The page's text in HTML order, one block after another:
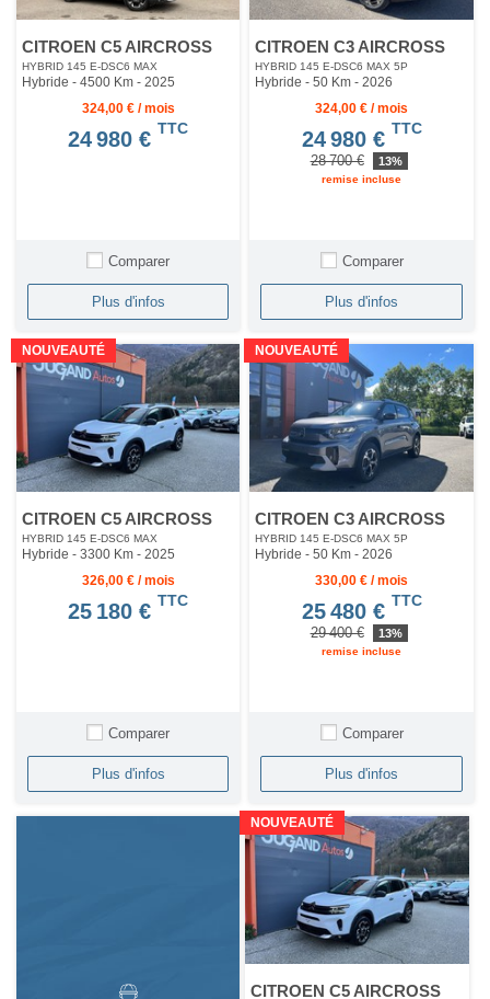
CITROEN C5 AIRCROSS
HYBRID 145 E-DSC6 MAX
Hybride - 4500 Km - 2025
324,00 € / mois
24 980 € TTC
Comparer
Plus d'infos
CITROEN C3 AIRCROSS
HYBRID 145 E-DSC6 MAX 5P
Hybride - 50 Km- 2026
324,00 € / mois
24 980 € TTC
28 700 € 13%
remise incluse
Comparer
Plus d'infos
NOUVEAUTÉ
CITROEN C5 AIRCROSS
HYBRID 145 E-DSC6 MAX
Hybride - 3300 Km - 2025
326,00 € / mois
25 180 € TTC
Comparer
Plus d'infos
NOUVEAUTÉ
CITROEN C3 AIRCROSS
HYBRID 145 E-DSC6 MAX 5P
Hybride - 50 Km- 2026
330,00 € / mois
25 480 € TTC
29 400 € 13%
remise incluse
Comparer
Plus d'infos
NOUVEAUTÉ
CITROEN C5 AIRCROSS